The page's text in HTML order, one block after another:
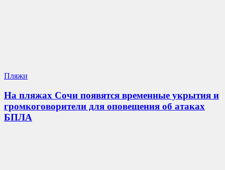
Пляжи
На пляжах Сочи появятся временные укрытия и
громкоговорители для оповещения об атаках
БПЛА